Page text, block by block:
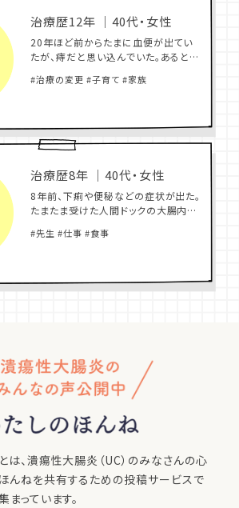
治療歴12年 ｜ 40代・女性
20年ほど前からたまに血便が出てい
たが、痔だと思い込んでいた。あるとき
に下痢が止まらなくなり、
#治療の変更 #子育て #家族
治療歴8年 ｜ 40代・女性
8年前、下痢や便秘などの症状が出た。
たまたま受けた人間ドックの大腸内視
ニックで詳しく調べたところ
#先生 #仕事 #食事
は、潰瘍性大腸炎（UC）のみなさんの心
んねを共有するための投稿サービスで
まっています。